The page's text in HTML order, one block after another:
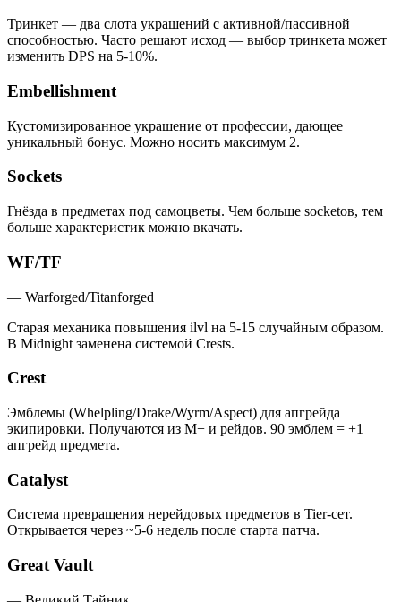
Тринкет — два слота украшений с активной/пассивной
способностью. Часто решают исход — выбор тринкета может
изменить DPS на 5-10%.
Embellishment
Кустомизированное украшение от профессии, дающее
уникальный бонус. Можно носить максимум 2.
Sockets
Гнёзда в предметах под самоцветы. Чем больше soсketов, тем
больше характеристик можно вкачать.
WF/TF
— Warforged/Titanforged
Старая механика повышения ilvl на 5-15 случайным образом.
В Midnight заменена системой Crests.
Crest
Эмблемы (Whelpling/Drake/Wyrm/Aspect) для апгрейда
экипировки. Получаются из M+ и рейдов. 90 эмблем = +1
апгрейд предмета.
Catalyst
Система превращения нерейдовых предметов в Tier-сет.
Открывается через ~5-6 недель после старта патча.
Great Vault